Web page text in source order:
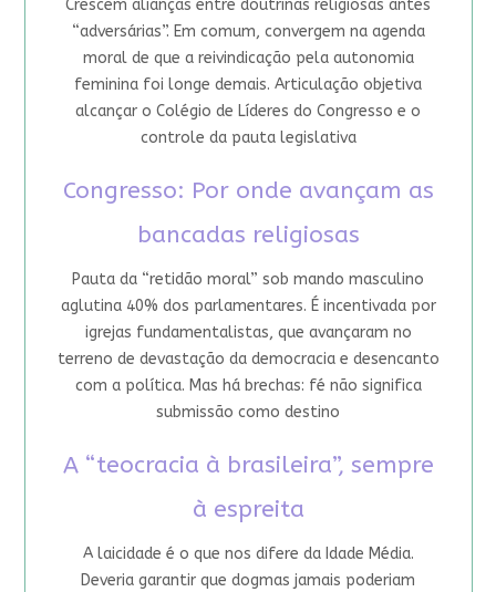
Crescem alianças entre doutrinas religiosas antes
“adversárias”. Em comum, convergem na agenda
moral de que a reivindicação pela autonomia
feminina foi longe demais. Articulação objetiva
alcançar o Colégio de Líderes do Congresso e o
controle da pauta legislativa
Congresso: Por onde avançam as
bancadas religiosas
Pauta da “retidão moral” sob mando masculino
aglutina 40% dos parlamentares. É incentivada por
igrejas fundamentalistas, que avançaram no
terreno de devastação da democracia e desencanto
com a política. Mas há brechas: fé não significa
submissão como destino
A “teocracia à brasileira”, sempre
à espreita
A laicidade é o que nos difere da Idade Média.
Deveria garantir que dogmas jamais poderiam